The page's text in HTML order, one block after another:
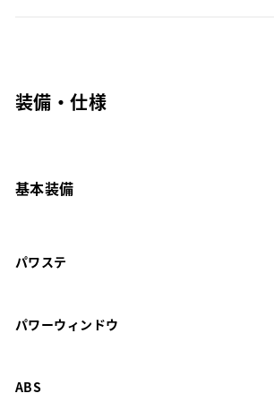
装備・仕様
基本装備
パワステ
パワーウィンドウ
ABS